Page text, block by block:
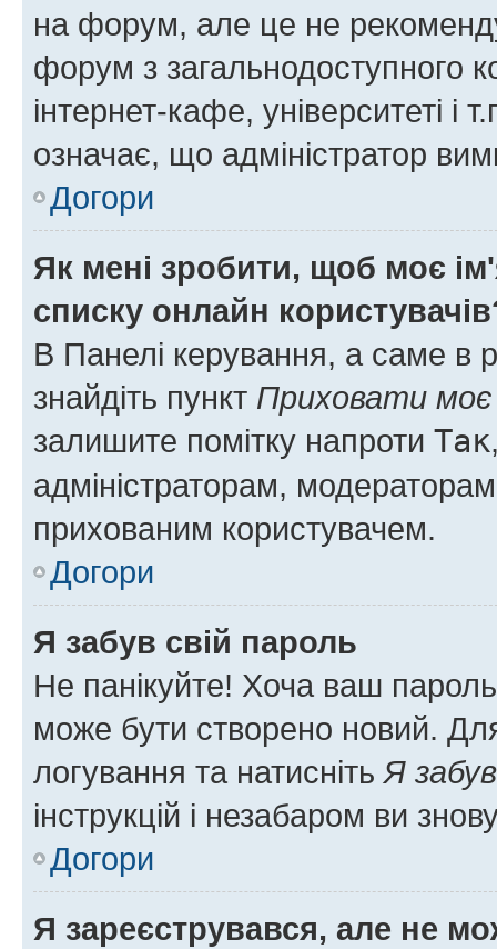
на форум, але це не
форум з загальнодоступного
інтернет-кафе, університеті і
означає, що адміністратор
Догори
Як мені зробити, щоб моє
списку онлайн
В Панелі керування, а саме в
знайдіть пункт Приховати моє
залишите помітку напроти Так
адміністраторам,
прихованим користувачем.
Догори
Я забув свій пароль
Не панікуйте! Хоча ваш
може бути створено новий.
логування та натисніть Я
інструкцій і незабаром ви
Догори
Я зареєструвався, але не